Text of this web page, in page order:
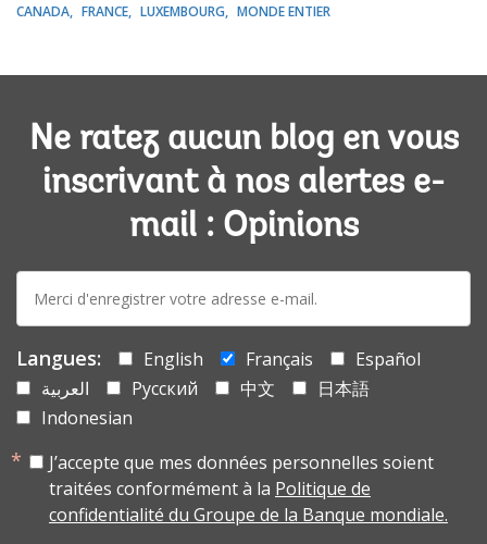
CANADA
FRANCE LUXEMBOURG MONDE ENTIER
Ne ratez aucun blog en vous
inscrivant à nos alertes e-
mail : Opinions
mail:
Langues: English Français
Español
العربية
Русский 中文
日本語
Indonesian
J’accepte que mes données personnelles soient
traitées conformément à la Politique de
confidentialité du Groupe de la Banque mondiale.